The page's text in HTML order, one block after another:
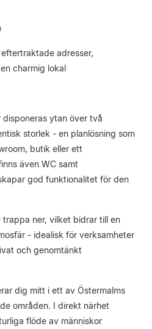
adresser,
charmig lokal
ytan över två
storlek - en planlösning som
butik eller ett
även WC samt
god funktionalitet för den
trappa ner, vilket bidrar till en
- idealisk för verksamheter
och genomtänkt
dig mitt i ett av Östermalms
områden. I direkt närhet
flöde av människor